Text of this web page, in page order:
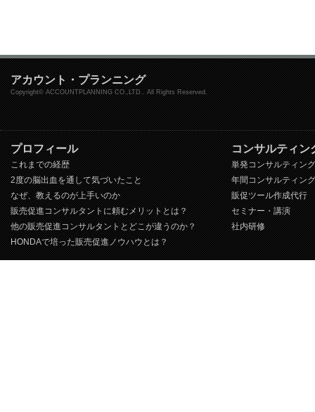
アカウント・プランニング
Copyright© ACCOUNTPLANNING CO.,LTD.. All Rights Reserved.
プロフィール
これまでの経歴
2度の脳出血を通して気づいたこと
なぜ、教えるのが上手いのか
販売促進コンサルタントに頼むメリットとは？
他の販売促進コンサルタントとどこが違うのか？
HONDAで培った販売促進ノウハウとは？
コンサルティン
単発コンサルティング
年間コンサルティング
販促ツール作成代行
セミナー・講演
社内研修